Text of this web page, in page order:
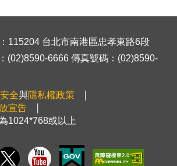
115204 台北市南港區忠孝東路6段
(02)8590-6666 傳真號碼：(02)8590-
全與隱私權政策
宣告
1024*768或以上